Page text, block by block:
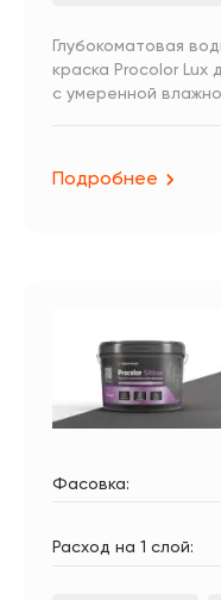
Глубокоматовая
краска Procolor
с умеренной
Подробнее
Фасовка:
Расход на 1 слой: